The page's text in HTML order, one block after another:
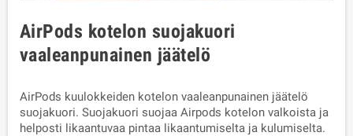
AirPods kotelon suojakuori
vaaleanpunainen jäätelö
AirPods kuulokkeiden kotelon vaaleanpunainen jäätelö
suojakuori. Suojakuori suojaa Airpods kotelon valkoista ja
helposti likaantuvaa pintaa likaantumiselta ja kulumiselta.